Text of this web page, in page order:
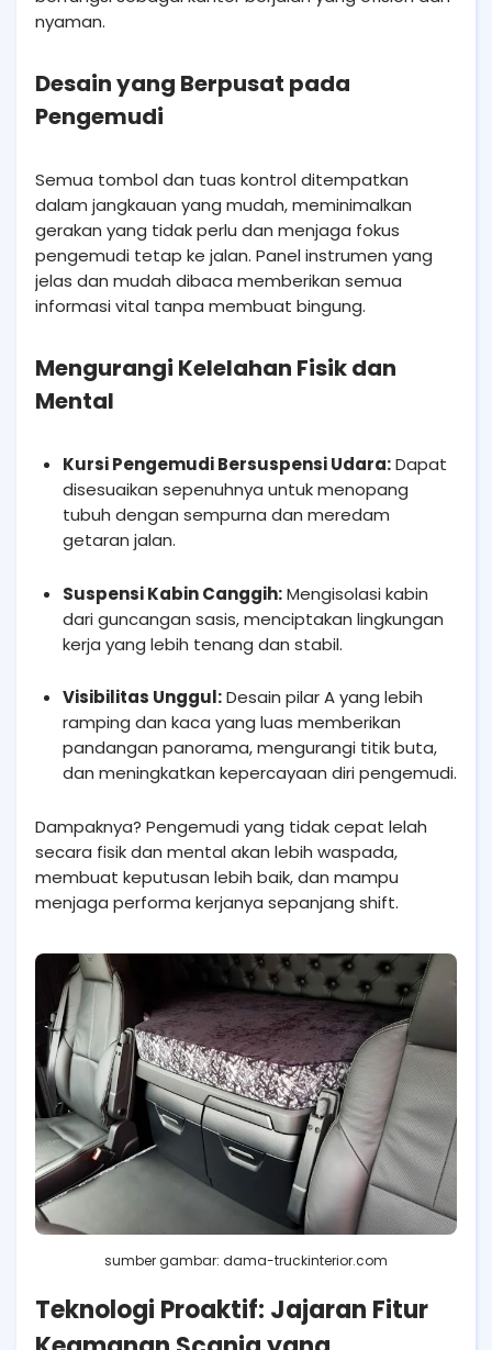
nyaman.
Desain yang Berpusat pada
Pengemudi
Semua tombol dan tuas kontrol ditempatkan
dalam jangkauan yang mudah, meminimalkan
gerakan yang tidak perlu dan menjaga fokus
pengemudi tetap ke jalan. Panel instrumen yang
jelas dan mudah dibaca memberikan semua
informasi vital tanpa membuat bingung.
Mengurangi Kelelahan Fisik dan
Mental
Kursi Pengemudi Bersuspensi Udara:Dapat
disesuaikan sepenuhnya untuk menopang
tubuh dengan sempurna dan meredam
getaran jalan.
Suspensi Kabin Canggih:Mengisolasi kabin
dari guncangan sasis, menciptakan lingkungan
kerja yang lebih tenang dan stabil.
Visibilitas Unggul:Desain pilar A yang lebih
ramping dan kaca yang luas memberikan
pandangan panorama, mengurangi titik buta,
dan meningkatkan kepercayaan diri pengemudi.
Dampaknya? Pengemudi yang tidak cepat lelah
secara fisik dan mental akan lebih waspada,
membuat keputusan lebih baik, dan mampu
menjaga performa kerjanya sepanjang shift.
sumber gambar: dama-truckinterior.com
Teknologi Proaktif: Jajaran Fitur